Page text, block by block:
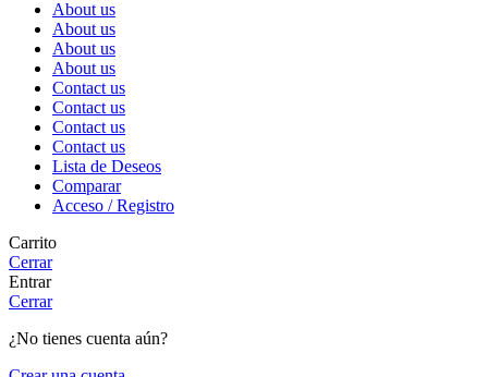
About us
About us
About us
About us
Contact us
Contact us
Contact us
Contact us
Lista de Deseos
Comparar
Acceso / Registro
Carrito
Cerrar
Entrar
Cerrar
¿No tienes cuenta aún?